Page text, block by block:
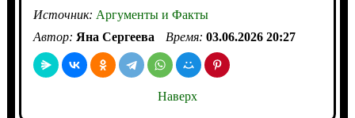
Источник: Аргументы и Факты
Автор: Яна Сергеева Время: 03.06.2026 20:27
Наверх